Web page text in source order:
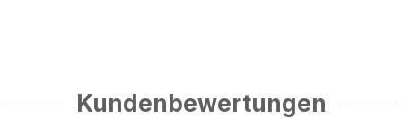
Kundenbewertungen